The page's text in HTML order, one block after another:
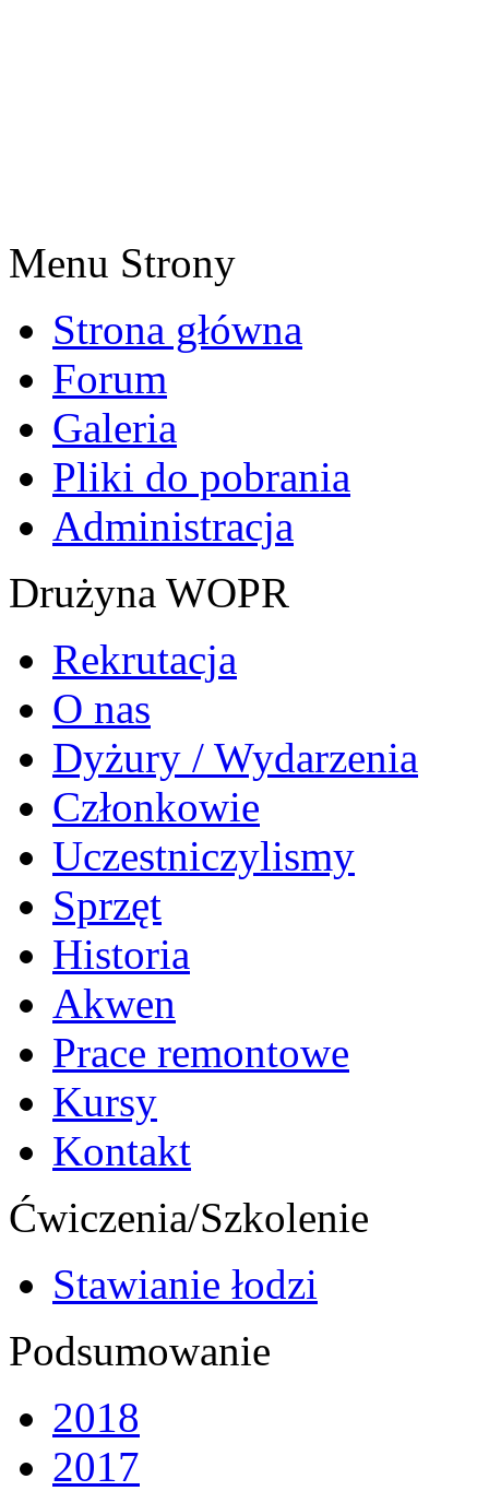
Menu Strony
Strona główna
Forum
Galeria
Pliki do pobrania
Administracja
Drużyna WOPR
Rekrutacja
O nas
Dyżury / Wydarzenia
Członkowie
Uczestniczylismy
Sprzęt
Historia
Akwen
Prace remontowe
Kursy
Kontakt
Ćwiczenia/Szkolenie
Stawianie łodzi
Podsumowanie
2018
2017